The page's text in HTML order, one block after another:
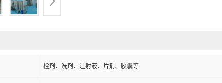
栓剂、洗剂、注射液、片剂、胶囊等